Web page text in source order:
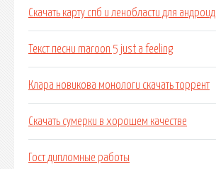
Скачать карту спб и ленобласти для андроид
Текст песни maroon 5 just a feeling
Клара новикова монологи скачать торрент
Скачать сумерки в хорошем качестве
Гост дипломные работы